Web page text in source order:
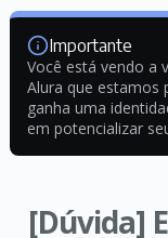
Importante
Você está vendo a
Alura que estamos
ganha uma
em potencializar
[Dúvida]